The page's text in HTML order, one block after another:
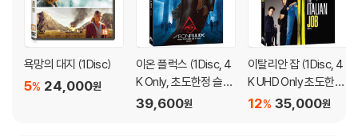
※ 교환/반품 안내
1) 불량으로 인한 교환/반품 요청 시에는 불량 확인을 위해 개봉 시의 동영
상을 요청할 수 있으며, 동영상이 없는 경우 교환/반품이 제한될 수 있습니
다.
관련 사진과 동영상 및 재생 기기 모델명을 첨부하여 첨부하여 고객센터에
욕망의 대지 (1Disc)
24,000원
5%
이온 플럭스 (1Disc, 4
K Only, 초도한정 슬립
케이스) : 블루레이
39,600원
이탈리안 잡 (1Disc, 4
K UHD Only 초도한정
슬립케이스) : 블루레
35,000원
12%